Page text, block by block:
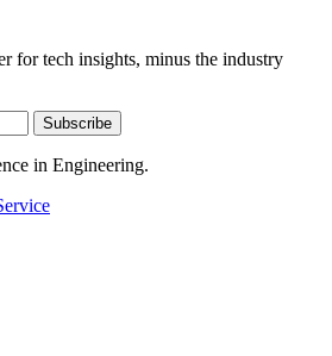
for tech insights, minus the industry
Subscribe
in Engineering.